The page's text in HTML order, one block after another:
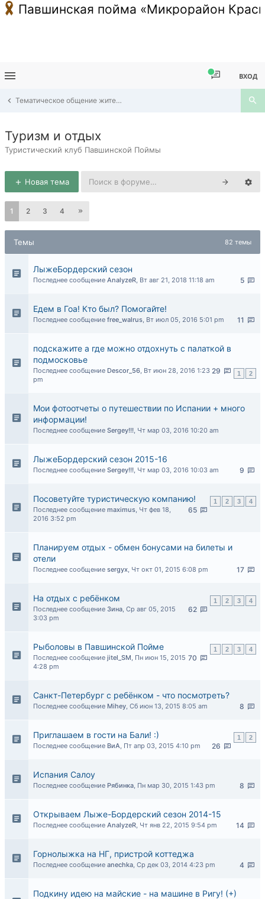
Павшинская пойма «Микрорайон
ВХОД
Тематическое общение жителей Павшинской Поймы
Туризм и отдых
Туристический клуб Павшинской Поймы
Новая тема
1 2 3 4
Темы 82 темы
ЛыжеБордерский сезон
5
Последнее сообщение AnalyzeR, Вт авг 21, 2018 11:18 am
Едем в Гоа! Кто был? Помогайте!
11
Последнее сообщение free_walrus, Вт июл 05, 2016 5:01 pm
подскажите а где можно отдохнуть с палаткой в
подмосковье
1 2
29
Последнее сообщение Descor_56, Вт июн 28, 2016 1:23
pm
Мои фотоотчеты о путешествии по Испании + много
информации!
Последнее сообщение Sergey!!!, Чт мар 03, 2016 10:20 am
ЛыжеБордерский сезон 2015-16
9
Последнее сообщение Sergey!!!, Чт мар 03, 2016 10:03 am
Посоветуйте туристическую компанию! 1 2 3 4
65
Последнее сообщение maximus, Чт фев 18,
2016 3:52 pm
Планируем отдых - обмен бонусами на билеты и
отели
17
Последнее сообщение sergyx, Чт окт 01, 2015 6:08 pm
На отдых с ребёнком 1 2 3 4
62
Последнее сообщение Зина, Ср авг 05, 2015
3:03 pm
Рыболовы в Павшинской Пойме 1 2 3 4
70
Последнее сообщение jitel_SM, Пн июн 15, 2015
4:28 pm
Санкт-Петербург с ребёнком - что посмотреть?
8
Последнее сообщение Mihey, Сб июн 13, 2015 8:05 am
Приглашаем в гости на Бали! :) 1 2
26
Последнее сообщение ВиА, Пт апр 03, 2015 4:10 pm
Испания Салоу
8
Последнее сообщение Рябинка, Пн мар 30, 2015 1:43 pm
Открываем Лыже-Бордерский сезон 2014-15
14
Последнее сообщение AnalyzeR, Чт янв 22, 2015 9:54 pm
Горнолыжка на НГ, пристрой коттеджа
4
Последнее сообщение anechka, Ср дек 03, 2014 4:23 pm
Подкину идею на майские - на машине в Ригу! (+)